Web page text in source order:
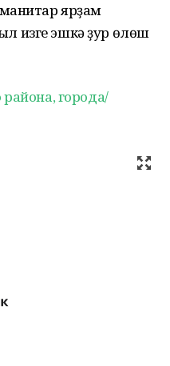
ярҙам
изге эшкә ҙур өлөш
района, города/